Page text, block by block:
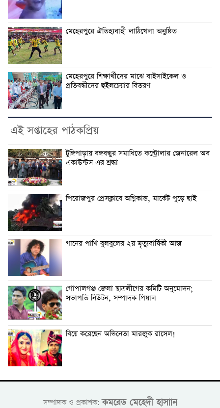
মেহেরপুরে ঐতিহ্যবাহী লাঠিখেলা অনুষ্ঠিত
মেহেরপুরে শিক্ষার্থীদের মাঝে বাইসাইকেল ও
প্রতিবন্ধীদের হুইলচেয়ার বিতরণ
এই সপ্তাহের পাঠকপ্রিয়
টুঙ্গিপাড়ায় বঙ্গবন্ধুর সমাধিতে কন্ট্রোলার জেনারেল অব
একাউন্টস এর শ্রদ্ধা
পিরোজপুর প্রেসক্লাবে অগ্নিকান্ড, মার্কেট পুড়ে ছাই
গানের পাখি বুলবুলের ২য় মৃত্যুবার্ষিকী আজ
গোপালগঞ্জ জেলা ছাত্রলীগের কমিটি অনুমোদন;
সভাপতি নিউটন, সম্পাদক পিয়াল
বিয়ে করেছেন অভিনেতা মারজুক রাসেল!
সম্পাদক ও প্রকাশক:কমরেড মেহেদী হাসাান